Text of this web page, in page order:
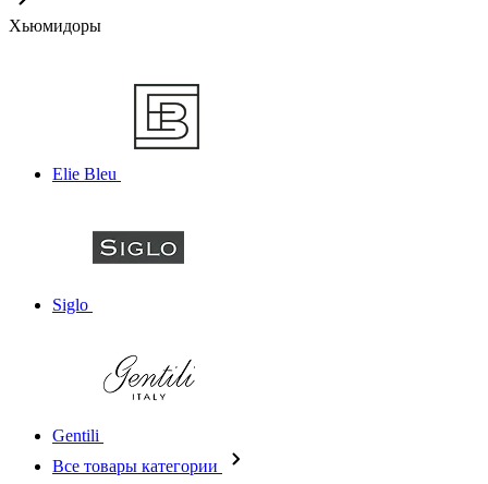
Хьюмидоры
Elie Bleu
Siglo
Gentili
Все товары категории